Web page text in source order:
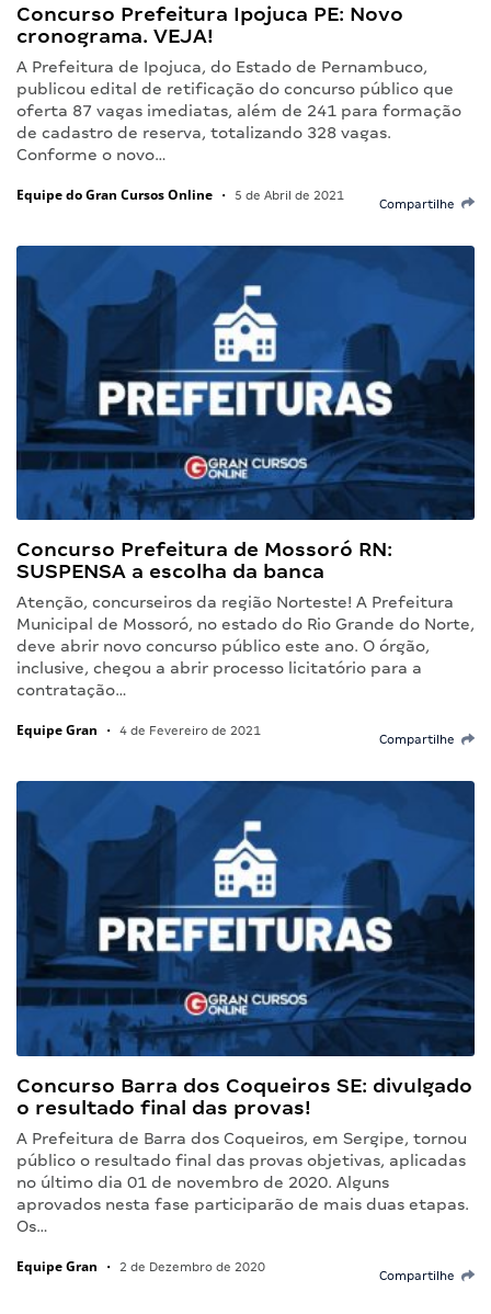
Concurso Prefeitura Ipojuca PE: Novo
cronograma. VEJA!
A Prefeitura de Ipojuca, do Estado de Pernambuco,
publicou edital de retificação do concurso público que
oferta 87 vagas imediatas, além de 241 para formação
de cadastro de reserva, totalizando 328 vagas.
Conforme o novo…
Equipe do Gran Cursos Online • 5 de Abril de 2021
Compartilhe
Concurso Prefeitura de Mossoró RN:
SUSPENSA a escolha da banca
Atenção, concurseiros da região Norteste! A Prefeitura
Municipal de Mossoró, no estado do Rio Grande do Norte,
deve abrir novo concurso público este ano. O órgão,
inclusive, chegou a abrir processo licitatório para a
contratação…
Equipe Gran • 4 de Fevereiro de 2021
Compartilhe
Concurso Barra dos Coqueiros SE: divulgado
o resultado final das provas!
A Prefeitura de Barra dos Coqueiros, em Sergipe, tornou
público o resultado final das provas objetivas, aplicadas
no último dia 01 de novembro de 2020. Alguns
aprovados nesta fase participarão de mais duas etapas.
Os…
Equipe Gran • 2 de Dezembro de 2020
Compartilhe